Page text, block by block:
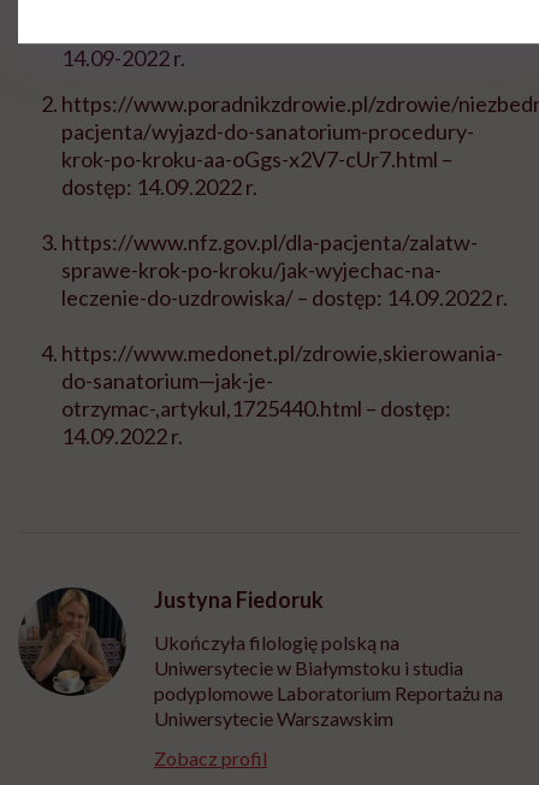
14.09-2022 r.
https://www.poradnikzdrowie.pl/zdrowie/
pacjenta/wyjazd-do-sanatorium-procedury-
krok-po-kroku-aa-oGgs-x2V7-cUr7.html –
dostęp: 14.09.2022 r.
https://www.nfz.gov.pl/dla-pacjenta/zalatw-
sprawe-krok-po-kroku/jak-wyjechac-na-
leczenie-do-uzdrowiska/ – dostęp: 14.09.2022 r.
https://www.medonet.pl/zdrowie,skierowania-
do-sanatorium—jak-je-
otrzymac-,artykul,1725440.html – dostęp:
14.09.2022 r.
Justyna Fiedoruk
Ukończyła filologię polską na
Uniwersytecie w Białymstoku i studia
podyplomowe Laboratorium Reportażu na
Uniwersytecie Warszawskim
Zobacz profil